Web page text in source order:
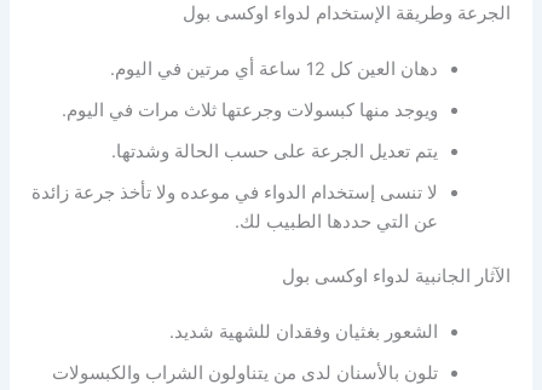
الجرعة وطريقة الإستخدام لدواء اوكسى بول
دهان العين كل 12 ساعة أي مرتين في اليوم.
ويوجد منها كبسولات وجرعتها ثلاث مرات في اليوم.
يتم تعديل الجرعة على حسب الحالة وشدتها.
لا تنسى إستخدام الدواء في موعده ولا تأخذ جرعة زائدة
عن التي حددها الطبيب لك.
الآثار الجانبية لدواء اوكسى بول
الشعور بغثيان وفقدان للشهية شديد.
تلون بالأسنان لدى من يتناولون الشراب والكبسولات